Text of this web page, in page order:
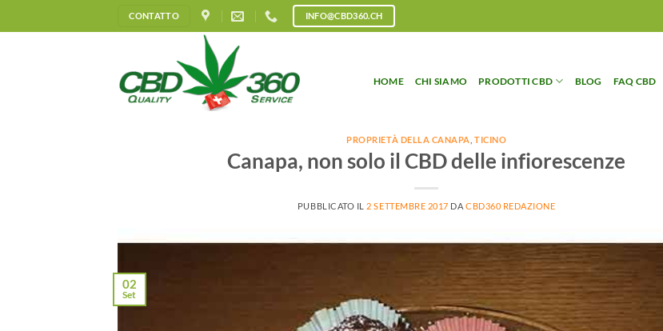
CONTATTO INFO@CBD360.CH
HOME CHI SIAMO PRODOTTI CBD BLOG FAQ CBD
PROPRIETÀ DELLA CANAPA ,TICINO
Canapa, non solo il CBD delle infiorescenze
PUBBLICATO IL 2 SETTEMBRE 2017 DACBD360 REDAZIONE
02
Set